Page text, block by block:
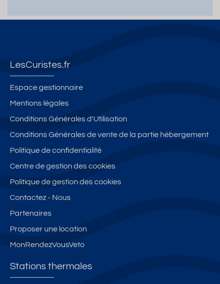
LesCuristes.fr
Espace gestionnaire
Mentions légales
Conditions Générales d'Utilisation
Conditions Générales de vente de la partie hébergement
Politique de confidentialité
Centre de gestion des cookies
Politique de gestion des cookies
Contactez - Nous
Partenaires
Proposer une location
MonRendezVousVeto
Stations thermales